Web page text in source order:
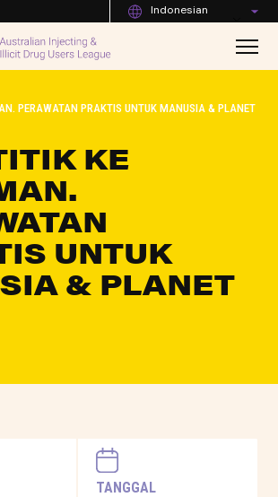
Indonesian
PERAWATAN PRAKTIS UNTUK MANUSIA & PLANET
KE
UNTUK
& PLANET
TANGGAL